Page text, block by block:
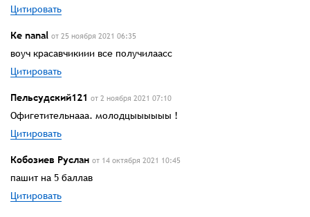
Цитировать
Ке nanal от 25 ноября 2021 06:35
воуч красавчикиии все получилаасс
Цитировать
Пельсудский121 от 2 ноября 2021 07:10
Офигетительнааа. молодцыыыыыы !
Цитировать
Кобозиев Руслан от 14 октября 2021 10:45
пашит на 5 баллав
Цитировать